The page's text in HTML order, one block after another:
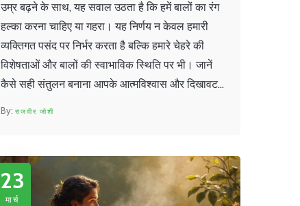
उम्र बढ़ने के साथ, यह सवाल उठता है कि हमें बालों का रंग
हल्का करना चाहिए या गहरा। यह निर्णय न केवल हमारी
व्यक्तिगत पसंद पर निर्भर करता है बल्कि हमारे चेहरे की
विशेषताओं और बालों की स्वाभाविक स्थिति पर भी। जानें
कैसे सही संतुलन बनाना आपके आत्मविश्वास और दिखावट
राजवीर जोशी
23
मार्च